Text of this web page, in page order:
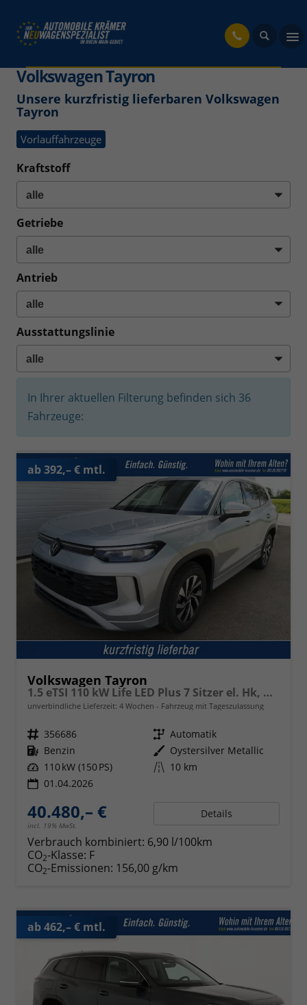
Volkswagen Tayron
Unsere kurzfristig lieferbaren Volkswagen
Tayron
Vorlauffahrzeuge
Kraftstoff
Getriebe
Antrieb
Ausstattungslinie
In Ihrer aktuellen Filterung befinden sich 36
Fahrzeuge:
ab 392,– € mtl.
Volkswagen Tayron
1.5 eTSI 110 kW Life LED Plus 7 Sitzer el. Hk, Kamera
unverbindliche Lieferzeit: 4 Wochen Fahrzeug mit Tageszulassung
Fahrzeugnr. 356686 Getriebe Automatik
Kraftstoff Benzin Außenfarbe Oystersilver Metallic
Leistung 110 kW (150 PS) Kilometerstand 10 km
01.04.2026
40.480,– €
incl. 19% MwSt.
Details
Verbrauch kombiniert: 6,90 l/100km
CO2-Klasse: F
CO2-Emissionen: 156,00 g/km
ab 462,– € mtl.